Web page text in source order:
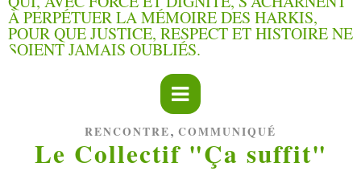
RENCONTRE, COMMUNIQUÉ
Le Collectif "Ça suffit"